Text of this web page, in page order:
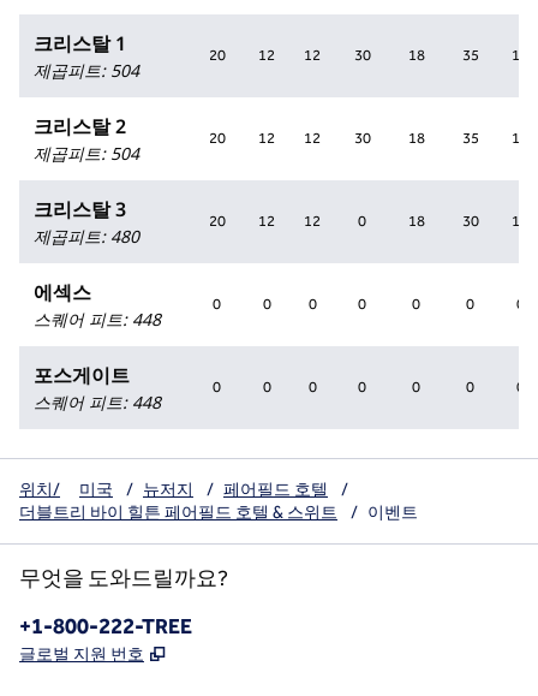
크리스탈 1
제곱피트: 504
20 12 12 30 18 35 12
크리스탈 2
제곱피트: 504
20 12 12 30 18 35 12
크리스탈 3
제곱피트: 480
20 12 12 0 18 30 12
에섹스
스퀘어 피트: 448
0 0 0 0 0 0 0
포스게이트
스퀘어 피트: 448
0 0 0 0 0 0 0
위치/ 미국 / 뉴저지 / 페어필드 호텔
/
더블트리 바이 힐튼 페어필드 호텔 & 스위트
/ 이벤트
무엇을 도와드릴까요?
전화:
+1-800-222-TREE
글로벌 지원 번호 ,